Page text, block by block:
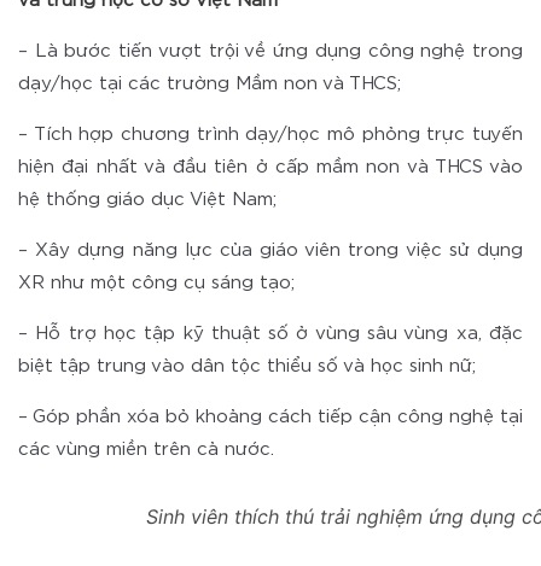
– Là bước tiến vượt trội về ứng dụng công nghệ trong
dạy/học tại các trường Mầm non và THCS;
– Tích hợp chương trình dạy/học mô phỏng trực tuyến
hiện đại nhất và đầu tiên ở cấp mầm non và THCS vào
hệ thống giáo dục Việt Nam;
– Xây dựng năng lực của giáo viên trong việc sử dụng
XR như một công cụ sáng tạo;
– Hỗ trợ học tập kỹ thuật số ở vùng sâu vùng xa, đặc
biệt tập trung vào dân tộc thiểu số và học sinh nữ;
– Góp phần xóa bỏ khoảng cách tiếp cận công nghệ tại
các vùng miền trên cả nước.
Sinh viên thích thú trải nghiệm ứng dụng